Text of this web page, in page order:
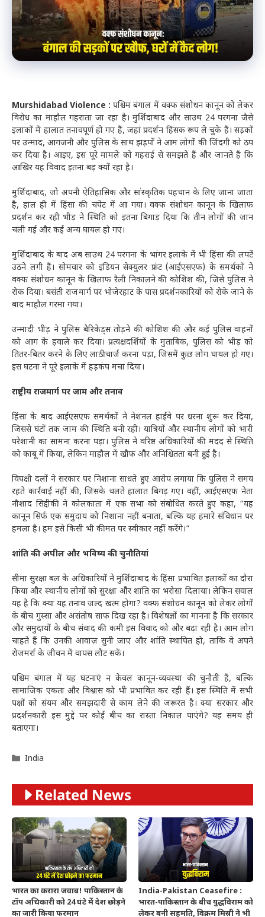
Murshidabad Violence :पश्चिम बंगाल में वक्फ संशोधन कानून को लेकर
विरोध का माहौल गहराता जा रहा है। मुर्शिदाबाद और साउथ 24 परगना जैसे
इलाकों में हालात तनावपूर्ण हो गए हैं, जहां प्रदर्शन हिंसक रूप ले चुके हैं। सड़कों
पर उन्माद, आगजनी और पुलिस के साथ झड़पों ने आम लोगों की जिंदगी को ठप
कर दिया है। आइए, इस पूरे मामले को गहराई से समझते हैं और जानते हैं कि
आखिर यह विवाद इतना बढ़ क्यों रहा है।
मुर्शिदाबाद, जो अपनी ऐतिहासिक और सांस्कृतिक पहचान के लिए जाना जाता
है, हाल ही में हिंसा की चपेट में आ गया। वक्फ संशोधन कानून के खिलाफ
प्रदर्शन कर रही भीड़ ने स्थिति को इतना बिगाड़ दिया कि तीन लोगों की जान
चली गई और कई अन्य घायल हो गए।
मुर्शिदाबाद के बाद अब साउथ 24 परगना के भांगर इलाके में भी हिंसा की लपटें
उठने लगी हैं। सोमवार को इंडियन सेक्युलर फ्रंट (आईएसएफ) के समर्थकों ने
वक्फ संशोधन कानून के खिलाफ रैली निकालने की कोशिश की, जिसे पुलिस ने
रोक दिया। बसंती राजमार्ग पर भोजेरहाट के पास प्रदर्शनकारियों को रोके जाने के
बाद माहौल गरमा गया।
उन्मादी भीड़ ने पुलिस बैरिकेड्स तोड़ने की कोशिश की और कई पुलिस वाहनों
को आग के हवाले कर दिया। प्रत्यक्षदर्शियों के मुताबिक, पुलिस को भीड़ को
तितर-बितर करने के लिए लाठीचार्ज करना पड़ा, जिसमें कुछ लोग घायल हो गए।
इस घटना ने पूरे इलाके में हड़कंप मचा दिया।
राष्ट्रीय राजमार्ग पर जाम और तनाव
हिंसा के बाद आईएसएफ समर्थकों ने नेशनल हाईवे पर धरना शुरू कर दिया,
जिससे घंटों तक जाम की स्थिति बनी रही। यात्रियों और स्थानीय लोगों को भारी
परेशानी का सामना करना पड़ा। पुलिस ने वरिष्ठ अधिकारियों की मदद से स्थिति
को काबू में किया, लेकिन माहौल में खौफ और अनिश्चितता बनी हुई है।
विपक्षी दलों ने सरकार पर निशाना साधते हुए आरोप लगाया कि पुलिस ने समय
रहते कार्रवाई नहीं की, जिसके चलते हालात बिगड़ गए। वहीं, आईएसएफ नेता
नौशाद सिद्दीकी ने कोलकाता में एक सभा को संबोधित करते हुए कहा, “यह
कानून सिर्फ एक समुदाय को निशाना नहीं बनाता, बल्कि यह हमारे संविधान पर
हमला है। हम इसे किसी भी कीमत पर स्वीकार नहीं करेंगे।”
शांति की अपील और भविष्य की चुनौतियां
सीमा सुरक्षा बल के अधिकारियों ने मुर्शिदाबाद के हिंसा प्रभावित इलाकों का दौरा
किया और स्थानीय लोगों को सुरक्षा और शांति का भरोसा दिलाया। लेकिन सवाल
यह है कि क्या यह तनाव जल्द खत्म होगा? वक्फ संशोधन कानून को लेकर लोगों
के बीच गुस्सा और असंतोष साफ दिख रहा है। विशेषज्ञों का मानना है कि सरकार
और समुदायों के बीच संवाद की कमी इस विवाद को और बढ़ा रही है। आम लोग
चाहते हैं कि उनकी आवाज़ सुनी जाए और शांति स्थापित हो, ताकि वे अपने
रोजमर्रा के जीवन में वापस लौट सकें।
पश्चिम बंगाल में यह घटनाएं न केवल कानून-व्यवस्था की चुनौती हैं, बल्कि
सामाजिक एकता और विश्वास को भी प्रभावित कर रही हैं। इस स्थिति में सभी
पक्षों को संयम और समझदारी से काम लेने की जरूरत है। क्या सरकार और
प्रदर्शनकारी इस मुद्दे पर कोई बीच का रास्ता निकाल पाएंगे? यह समय ही
बताएगा।
Categories
India
Related News
भारत का करारा जवाब! पाकिस्तान के
टॉप अधिकारी को 24 घंटे में देश छोड़ने
का जारी किया फरमान
India-Pakistan Ceasefire :
भारत-पाकिस्तान के बीच युद्धविराम को
लेकर बनी सहमति, विक्रम मिस्री ने भी